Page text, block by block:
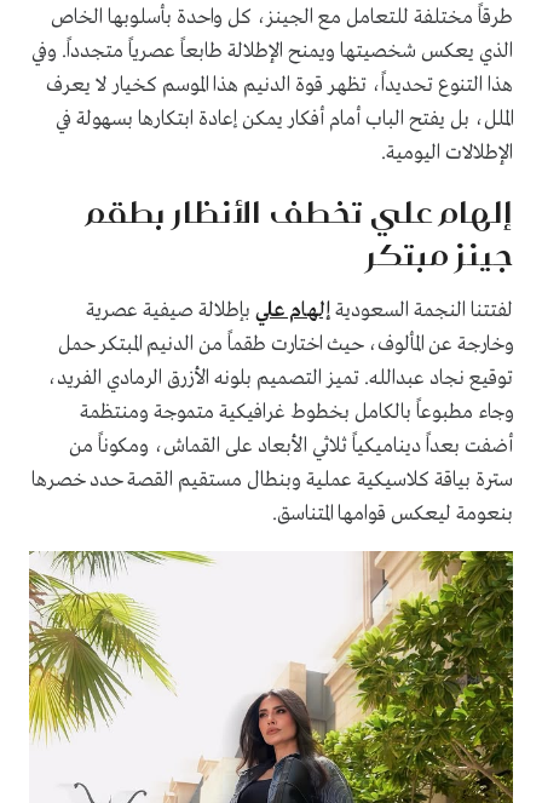
طرقاً مختلفة للتعامل مع الجينز، كل واحدة بأسلوبها الخاص
الذي يعكس شخصيتها ويمنح الإطلالة طابعاً عصرياً متجدداً. وفي
هذا التنوع تحديداً، تظهر قوة الدنيم هذا الموسم كخيار لا يعرف
الملل، بل يفتح الباب أمام أفكار يمكن إعادة ابتكارها بسهولة في
الإطلالات اليومية.
إلهام علي تخطف الأنظار بطقم
جينز مبتكر
لفتتنا النجمة السعوديةإلهام علي بإطلالة صيفية عصرية
وخارجة عن المألوف، حيث اختارت طقماً من الدنيم المبتكر حمل
توقيع نجاد عبدالله. تميز التصميم بلونه الأزرق الرمادي الفريد،
وجاء مطبوعاً بالكامل بخطوط غرافيكية متموجة ومنتظمة
أضفت بعداً ديناميكياً ثلاثي الأبعاد على القماش، ومكوناً من
سترة بياقة كلاسيكية عملية وبنطال مستقيم القصة حدد خصرها
بنعومة ليعكس قوامها المتناسق.